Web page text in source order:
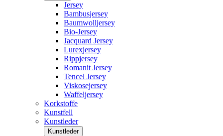
Jersey
Bambusjersey
Baumwolljersey
Bio-Jersey
Jacquard Jersey
Lurexjersey
Rippjersey
Romanit Jersey
Tencel Jersey
Viskosejersey
Waffeljersey
Korkstoffe
Kunstfell
Kunstleder
Kunstleder